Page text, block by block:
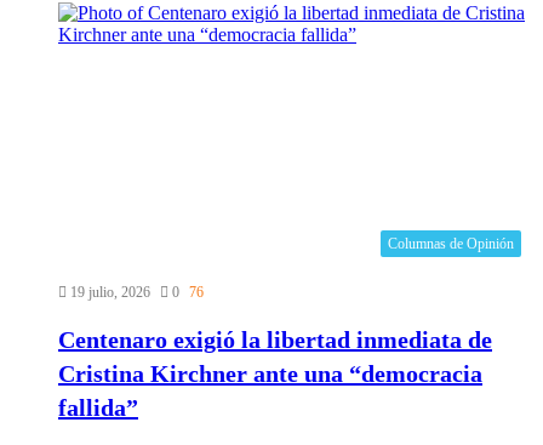
Columnas de Opinión
19 julio, 2026 0 76
Centenaro exigió la libertad inmediata de
Cristina Kirchner ante una “democracia
fallida”